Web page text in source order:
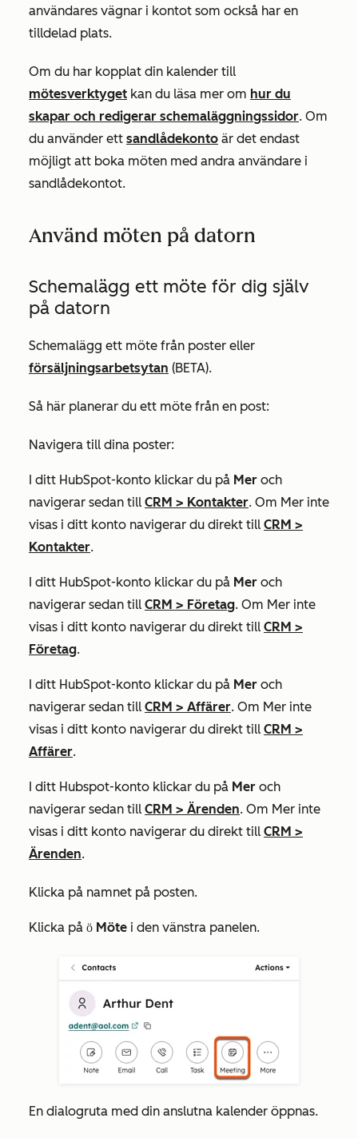
användares vägnar i kontot som också har en
tilldelad plats.
Om du har kopplat din kalender till
mötesverktyget kan du läsa mer om hur du
skapar och redigerar schemaläggningssidor. Om
du använder ett sandlådekonto är det endast
möjligt att boka möten med andra användare i
sandlådekontot.
Använd möten på datorn
Schemalägg ett möte för dig själv
på datorn
Schemalägg ett möte från poster eller
försäljningsarbetsytan (BETA).
Så här planerar du ett möte från en post:
Navigera till dina poster:
I ditt HubSpot-konto klickar du på Mer och
navigerar sedan till CRM > Kontakter. Om Mer inte
visas i ditt konto navigerar du direkt till CRM >
Kontakter.
I ditt HubSpot-konto klickar du på Mer och
navigerar sedan till CRM > Företag. Om Mer inte
visas i ditt konto navigerar du direkt till CRM >
Företag.
I ditt HubSpot-konto klickar du på Mer och
navigerar sedan till CRM > Affärer. Om Mer inte
visas i ditt konto navigerar du direkt till CRM >
Affärer.
I ditt Hubspot-konto klickar du på Mer och
navigerar sedan till CRM > Ärenden. Om Mer inte
visas i ditt konto navigerar du direkt till CRM >
Ärenden.
Klicka på namnet på posten.
Klicka på möten Möte i den vänstra panelen.
En dialogruta med din anslutna kalender öppnas.